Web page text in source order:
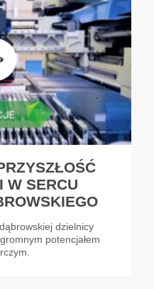
W SERCU
dzielnicy
potencjałem